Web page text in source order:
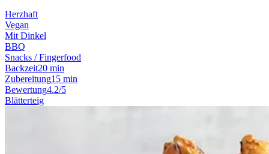
Herzhaft
Vegan
Mit Dinkel
BBQ
Snacks / Fingerfood
Backzeit20 min
Zubereitung15 min
Bewertung4.2/5
Blätterteig